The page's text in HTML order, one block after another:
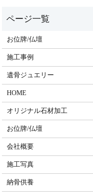
お位牌/仏壇
施工事例
遺骨ジュエリー
HOME
オリジナル石材加工
お位牌/仏壇
会社概要
施工写真
納骨供養